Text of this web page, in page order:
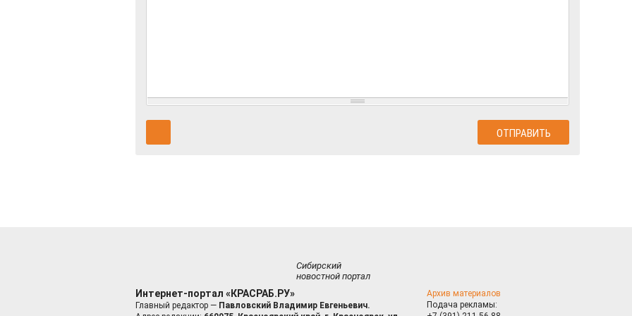
Сибирский
новостной портал
Интернет-портал «КРАСРАБ.РУ»
Главный редактор — Павловский Владимир Евгеньевич.
Архив материалов
Подача рекламы: